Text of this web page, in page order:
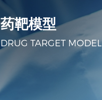
药靶模型
DRUG TARGET MODEL